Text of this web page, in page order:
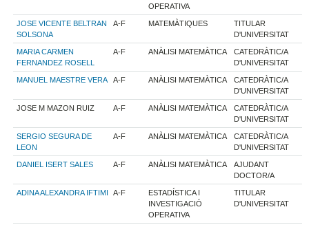
OPERATIVA
JOSE VICENTE BELTRAN
SOLSONA
A-F MATEMÀTIQUES
TITULAR
D'UNIVERSITAT
MARIA CARMEN
FERNANDEZ ROSELL
A-F ANÀLISI MATEMÀTICA
CATEDRÀTIC/A
D'UNIVERSITAT
MANUEL MAESTRE VERA A-F ANÀLISI MATEMÀTICA
CATEDRÀTIC/A
D'UNIVERSITAT
JOSE M MAZON RUIZ A-F ANÀLISI MATEMÀTICA
CATEDRÀTIC/A
D'UNIVERSITAT
SERGIO SEGURA DE
LEON
A-F ANÀLISI MATEMÀTICA
CATEDRÀTIC/A
D'UNIVERSITAT
DANIEL ISERT SALES A-F ANÀLISI MATEMÀTICA
AJUDANT
DOCTOR/A
ADINA ALEXANDRA IFTIMI A-F
ESTADÍSTICA I
INVESTIGACIÓ
OPERATIVA
TITULAR
D'UNIVERSITAT